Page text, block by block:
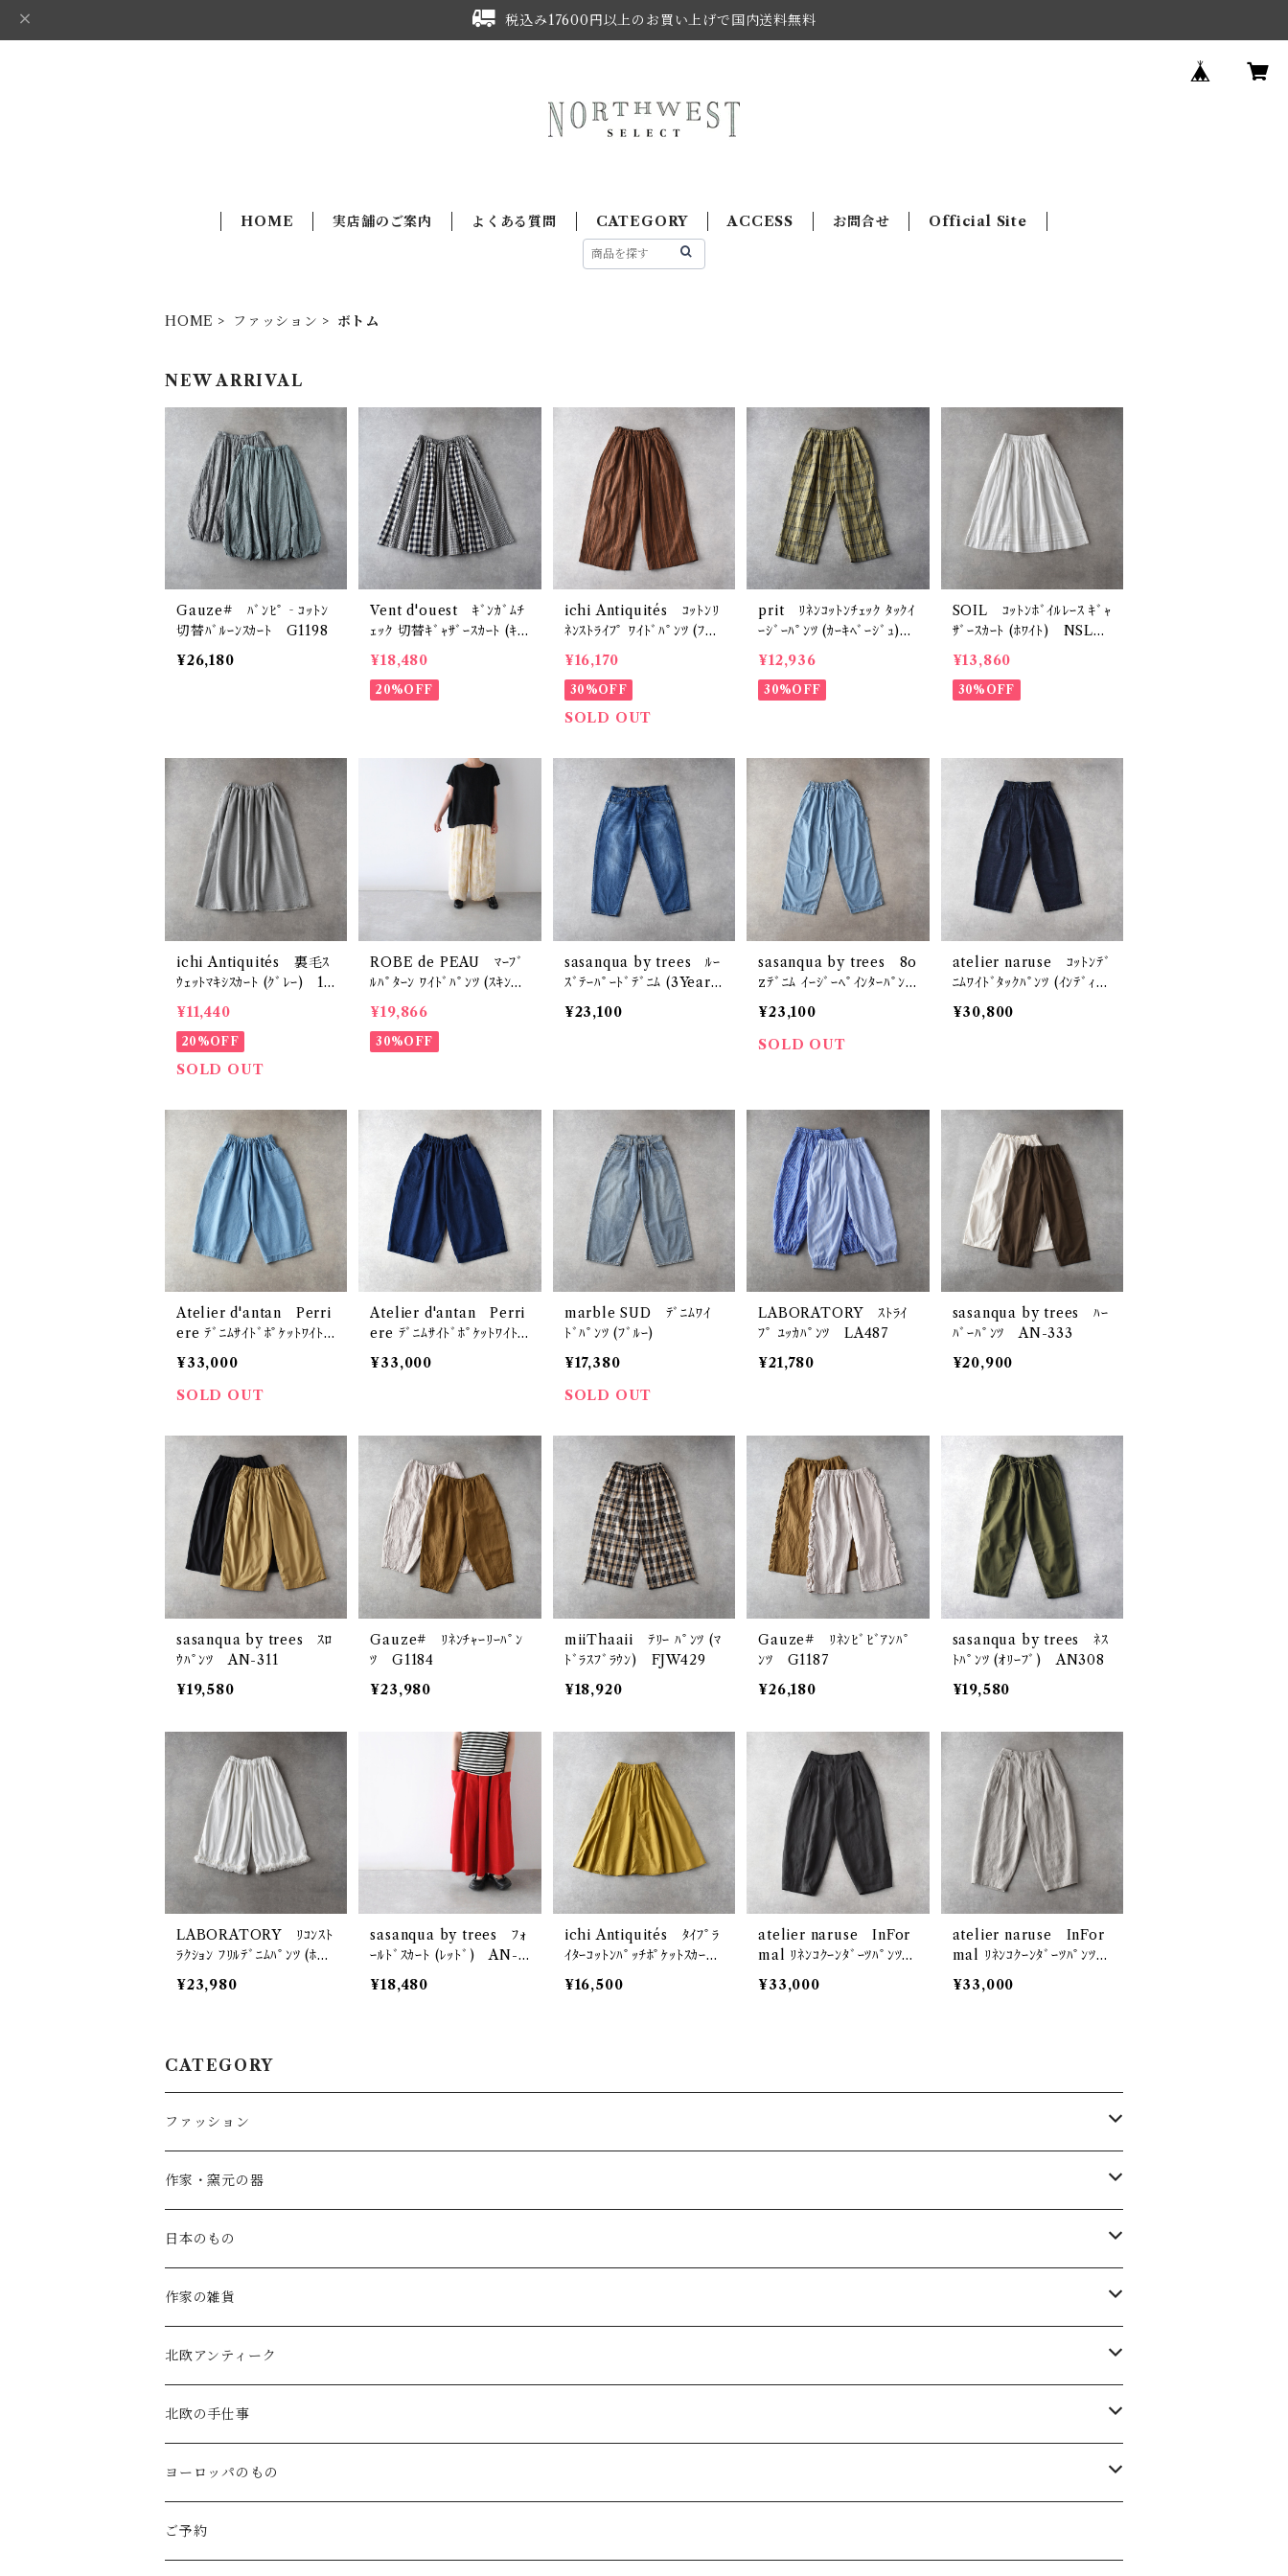
税込み17600円以上のお買い上げで国内送料無料
HOME 実店舗のご案内 よくある質問 CATEGORY ACCESS お問合せ Official Site
HOME ファッション ボトム
NEW ARRIVAL
Gauze# ﾊﾞﾝﾋﾟ‐ｺｯﾄﾝ
切替ﾊﾞﾙｰﾝｽｶｰﾄ G1198
¥26,180
Vent d'ouest ｷﾞﾝｶﾞﾑﾁ
ｪｯｸ 切替ｷﾞｬｻﾞｰｽｶｰﾄ (ｷﾞ
ﾝｶﾞﾑ小×ｷﾞﾝｶﾞﾑ大) VE1
7610
¥18,480
20%OFF
ichi Antiquités ｺｯﾄﾝﾘ
ﾈﾝｽﾄﾗｲﾌﾟ ﾜｲﾄﾞﾊﾟﾝﾂ (ﾌﾞﾗ
ｳﾝ) 1100617
¥16,170
30%OFF
SOLD OUT
prit ﾘﾈﾝｺｯﾄﾝﾁｪｯｸ ﾀｯｸｲ
ｰｼﾞｰﾊﾟﾝﾂ (ｶｰｷﾍﾞｰｼﾞｭ)
P71609
¥12,936
30%OFF
SOIL ｺｯﾄﾝﾎﾞｲﾙﾚｰｽ ｷﾞｬ
ｻﾞｰｽｶｰﾄ (ﾎﾜｲﾄ) NSL26
093
¥13,860
30%OFF
ichi Antiquités 裏毛ｽ
ｳｪｯﾄﾏｷｼｽｶｰﾄ (ｸﾞﾚｰ) 11
01152
¥11,440
20%OFF
SOLD OUT
ROBE de PEAU ﾏｰﾌﾞ
ﾙﾊﾟﾀｰﾝ ﾜｲﾄﾞﾊﾟﾝﾂ (ｽｷﾝﾏｰ
ﾌﾞﾙ(ｲｴﾛｰ系) ) R303
¥19,866
30%OFF
sasanqua by trees ﾙｰ
ｽﾞﾃｰﾊﾟｰﾄﾞﾃﾞﾆﾑ (3Year
Wash) AN-106
¥23,100
sasanqua by trees 8o
zﾃﾞﾆﾑ ｲｰｼﾞｰﾍﾟｲﾝﾀｰﾊﾟﾝﾂ
(Ice Bleach) AN-349
¥23,100
SOLD OUT
atelier naruse ｺｯﾄﾝﾃﾞ
ﾆﾑﾜｲﾄﾞﾀｯｸﾊﾟﾝﾂ (ｲﾝﾃﾞｨｺﾞ
ﾜﾝｳｫｯｼｭ) S05106
¥30,800
Atelier d'antan Perri
ere ﾃﾞﾆﾑｻｲﾄﾞﾎﾟｹｯﾄﾜｲﾄﾞ
ﾊﾟﾝﾂ (ﾗｲﾄｲﾝﾃﾞｨｺﾞ)
¥33,000
SOLD OUT
Atelier d'antan Perri
ere ﾃﾞﾆﾑｻｲﾄﾞﾎﾟｹｯﾄﾜｲﾄﾞ
ﾊﾟﾝﾂ (ﾀﾞｰｸｲﾝﾃﾞｨｺﾞ)
¥33,000
marble SUD ﾃﾞﾆﾑﾜｲ
ﾄﾞﾊﾟﾝﾂ (ﾌﾞﾙｰ)
¥17,380
SOLD OUT
LABORATORY ｽﾄﾗｲ
ﾌﾟ ﾕｯｶﾊﾟﾝﾂ LA487
¥21,780
sasanqua by trees ﾊｰ
ﾊﾞｰﾊﾟﾝﾂ AN-333
¥20,900
sasanqua by trees ｽﾛ
ｳﾊﾟﾝﾂ AN-311
¥19,580
Gauze# ﾘﾈﾝﾁｬｰﾘｰﾊﾟﾝ
ﾂ G1184
¥23,980
miiThaaii ﾃﾘｰ ﾊﾟﾝﾂ (ﾏ
ﾄﾞﾗｽﾌﾞﾗｳﾝ) FJW429
¥18,920
Gauze# ﾘﾈﾝﾋﾞﾋﾞｱﾝﾊﾟ
ﾝﾂ G1187
¥26,180
sasanqua by trees ﾈｽ
ﾄﾊﾟﾝﾂ (ｵﾘｰﾌﾞ) AN308
¥19,580
LABORATORY ﾘｺﾝｽﾄ
ﾗｸｼｮﾝ ﾌﾘﾙﾃﾞﾆﾑﾊﾟﾝﾂ (ﾎﾜｲ
ﾄﾃﾞﾆﾑ) LA472
¥23,980
sasanqua by trees ﾌｫ
ｰﾙﾄﾞｽｶｰﾄ (ﾚｯﾄﾞ) AN-3
12
¥18,480
ichi Antiquités ﾀｲﾌﾟﾗ
ｲﾀｰｺｯﾄﾝﾊﾟｯﾁﾎﾟｹｯﾄｽｶｰﾄ
(ﾏｽﾀｰﾄﾞ) 1101131
¥16,500
atelier naruse InFor
mal ﾘﾈﾝｺｸｰﾝﾀﾞｰﾂﾊﾟﾝﾂ
(ﾁｬｺｰﾙ) F05105
¥33,000
atelier naruse InFor
mal ﾘﾈﾝｺｸｰﾝﾀﾞｰﾂﾊﾟﾝﾂ
(ﾍﾞｲｼﾞｭ) F05105
¥33,000
CATEGORY
ファッション
SALE
atelier naruse
atelier naruse (ﾌｫｰﾏﾙ)
MAGALI
Gauze#
ROBE de PEAU
LABORATORY
作家・窯元の器
矢島操(器)
小鹿田焼の器
中川紀夫(器)
斉藤幸代（器）
icura(木工）
でく工房(ガラス)
日本のもの
コーヒーの道具
鳥越の竹細工(岩手)
わら細工たくぼ(宮崎)
南部鉄器(岩手)
佐渡の釜敷(新潟)
作家の雑貨
habotan
幸生窯
kitona(木製ﾌﾞﾛｰﾁ)
edge(革ﾌﾞﾛｰﾁ)
北欧アンティーク
ARABIA・iittala
グラスウェア
Kronjyden/B&G
北欧の手仕事
白樺の雑貨
白樺のオーナメント
ヨーロッパのもの
スウェーデン
ご予約